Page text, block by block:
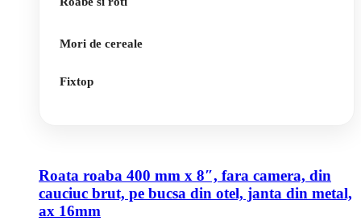
Mori de cereale
Fixtop
Roata roaba 400 mm x 8″, fara camera, din
cauciuc brut, pe bucsa din otel, janta din metal,
ax 16mm